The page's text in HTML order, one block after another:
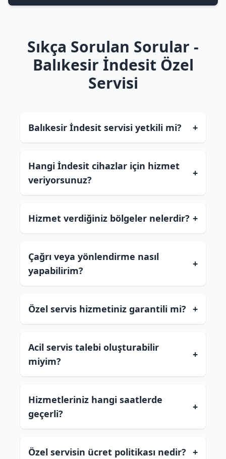
Sıkça Sorulan Sorular -
Balıkesir İndesit Özel
Servisi
Balıkesir İndesit servisi yetkili mi? +
Hangi İndesit cihazlar için hizmet
veriyorsunuz?
+
Hizmet verdiğiniz bölgeler nelerdir? +
Çağrı veya yönlendirme nasıl
yapabilirim?
+
Özel servis hizmetiniz garantili mi? +
Acil servis talebi oluşturabilir
miyim?
+
Hizmetleriniz hangi saatlerde
geçerli?
+
Özel servisin ücret politikası nedir? +